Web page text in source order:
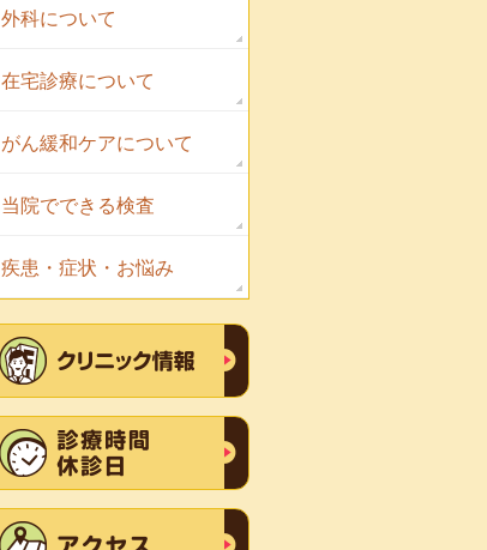
外科について
在宅診療について
がん緩和ケアについて
当院でできる検査
疾患・症状・お悩み